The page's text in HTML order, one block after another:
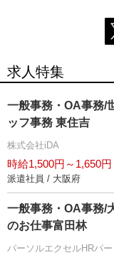
求人特集
一般事務・OA事務/
ッフ事務 東住吉
株式会社iDA
時給1,500円～1,650円
派遣社員 / 大阪府
一般事務・OA事務/
のお仕事富田林
パーソルエクセルHRパ